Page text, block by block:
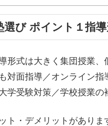
選び ポイント１指
形式は大きく集団授業
対面指導／オンライン
学受験対策／学校授業の
ト・デメリットがあり